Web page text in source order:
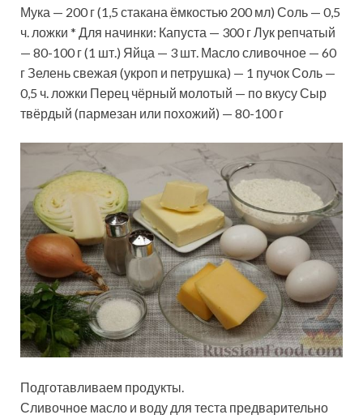
Мука — 200 г (1,5 стакана ёмкостью 200 мл) Соль — 0,5
ч. ложки * Для начинки: Капуста — 300 г Лук репчатый
— 80-100 г (1 шт.) Яйца — 3 шт. Масло сливочное — 60
г Зелень свежая (укроп и петрушка) — 1 пучок Соль —
0,5 ч. ложки Перец чёрный молотый — по вкусу Сыр
твёрдый (пармезан или похожий) — 80-100 г
Подготавливаем продукты.
Сливочное масло и воду для теста предварительно